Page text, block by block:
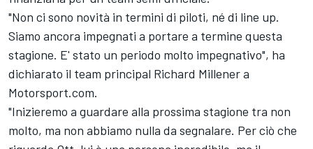
"Non ci sono novità in termini di piloti, né di line up.
Siamo ancora impegnati a portare a termine questa
stagione. E' stato un periodo molto impegnativo", ha
dichiarato il team principal Richard Millener a
Motorsport.com.
"Inizieremo a guardare alla prossima stagione tra non
molto, ma non abbiamo nulla da segnalare. Per ciò che